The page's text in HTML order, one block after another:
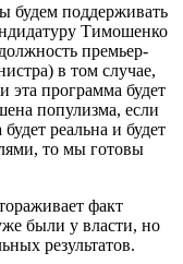
будем поддерживать
Тимошенко
премьер-
в том случае,
эта программа будет
популизма, если
будет реальна и будет
то мы готовы
факт
были у власти, но
результатов.